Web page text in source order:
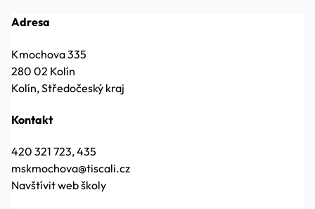
Adresa
Kmochova 335
280 02 Kolín
Kolín, Středočeský kraj
Kontakt
420 321 723, 435
mskmochova@tiscali.cz
Navštívit web školy